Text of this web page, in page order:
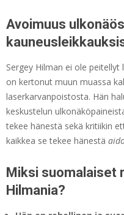
Avoimuus
Sergey Hilman ei ole
on kertonut muun muassa
laserkarvanpoistosta. Hän
keskustelun
tekee hänestä sekä kritiikin
kaikkea se tekee hänestä
Miksi suomalaiset
Hilmania?